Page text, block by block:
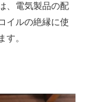
、電気製品の配
イルの絶縁に使
す。